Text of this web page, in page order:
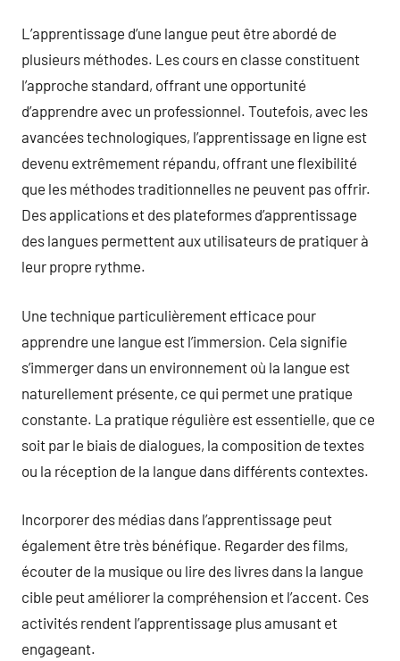
L’apprentissage d’une langue peut être abordé de
plusieurs méthodes. Les cours en classe constituent
l’approche standard, offrant une opportunité
d’apprendre avec un professionnel. Toutefois, avec les
avancées technologiques, l’apprentissage en ligne est
devenu extrêmement répandu, offrant une flexibilité
que les méthodes traditionnelles ne peuvent pas offrir.
Des applications et des plateformes d’apprentissage
des langues permettent aux utilisateurs de pratiquer à
leur propre rythme.
Une technique particulièrement efficace pour
apprendre une langue est l’immersion. Cela signifie
s’immerger dans un environnement où la langue est
naturellement présente, ce qui permet une pratique
constante. La pratique régulière est essentielle, que ce
soit par le biais de dialogues, la composition de textes
ou la réception de la langue dans différents contextes.
Incorporer des médias dans l’apprentissage peut
également être très bénéfique. Regarder des films,
écouter de la musique ou lire des livres dans la langue
cible peut améliorer la compréhension et l’accent. Ces
activités rendent l’apprentissage plus amusant et
engageant.